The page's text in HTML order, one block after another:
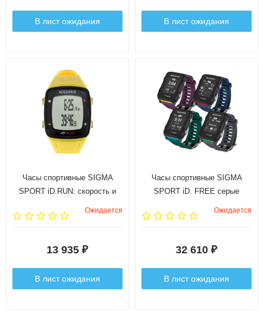
В лист ожидания В лист ожидания
Часы спортивные SIGMA
SPORT iD.RUN: скорость и
индикатор расстояния,
статистика, личные
Ожидается
13 935 ₽
В лист ожидания
Часы спортивные SIGMA
SPORT iD. FREE серые
Ожидается
32 610 ₽
В лист ожидания